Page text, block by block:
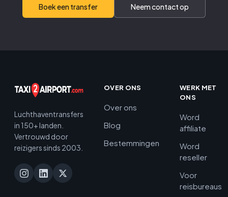
Boek een transfer Neem contact op
Luchthaventransfers
in 150+ landen.
Vertrouwd door
reizigers sinds 2003.
OVER ONS
Over ons
Blog
Bestemmingen
WERK MET
ONS
Word
affiliate
Word
reseller
Voor
reisbureaus